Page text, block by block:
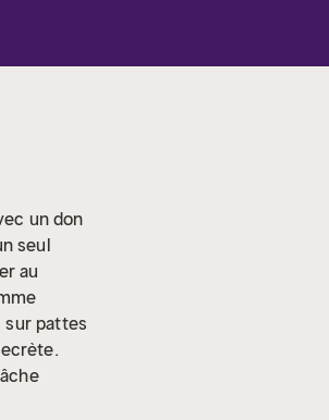
un don
seul
au
sur pattes